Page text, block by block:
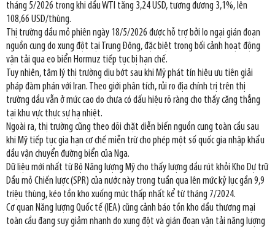
tháng 5/2026 trong khi dầu WTI tăng 3,24 USD, tương đương 3,1%, lên
108,66 USD/thùng.
Thị trường dầu mỏ phiên ngày 18/5/2026 được hỗ trợ bởi lo ngại gián đoạn
nguồn cung do xung đột tại Trung Đông, đặc biệt trong bối cảnh hoạt động
vận tải qua eo biển Hormuz tiếp tục bị hạn chế.
Tuy nhiên, tâm lý thị trường dịu bớt sau khi Mỹ phát tín hiệu ưu tiên giải
pháp đàm phán với Iran. Theo giới phân tích, rủi ro địa chính trị trên thị
trường dầu vẫn ở mức cao do chưa có dấu hiệu rõ ràng cho thấy căng thẳng
tại khu vực thực sự hạ nhiệt.
Ngoài ra, thị trường cũng theo dõi chặt diễn biến nguồn cung toàn cầu sau
khi Mỹ tiếp tục gia hạn cơ chế miễn trừ cho phép một số quốc gia nhập khẩu
dầu vận chuyển đường biển của Nga.
Dữ liệu mới nhất từ Bộ Năng lượng Mỹ cho thấy lượng dầu rút khỏi Kho Dự trữ
Dầu mỏ Chiến lược (SPR) của nước này trong tuần qua lên mức kỷ lục gần 9,9
triệu thùng, kéo tồn kho xuống mức thấp nhất kể từ tháng 7/2024.
Cơ quan Năng lượng Quốc tế (IEA) cũng cảnh báo tồn kho dầu thương mại
toàn cầu đang suy giảm nhanh do xung đột và gián đoạn vận tải năng lượng